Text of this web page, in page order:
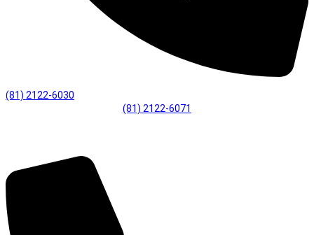
(81) 2122-6030
(81) 2122-6071